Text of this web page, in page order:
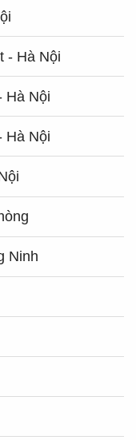
- Hà Nội
Hà Nội
Hà Nội
Ninh